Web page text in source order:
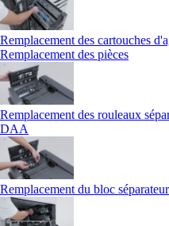
Remplacement des cartouches
Remplacement des pièces
Remplacement des rouleaux
DAA
Remplacement du bloc